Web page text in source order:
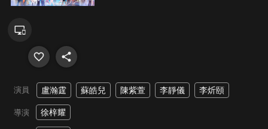
演員 盧瀚霆 蘇皓兒 陳紫萱 李靜儀 李炘頤
導演 徐梓耀